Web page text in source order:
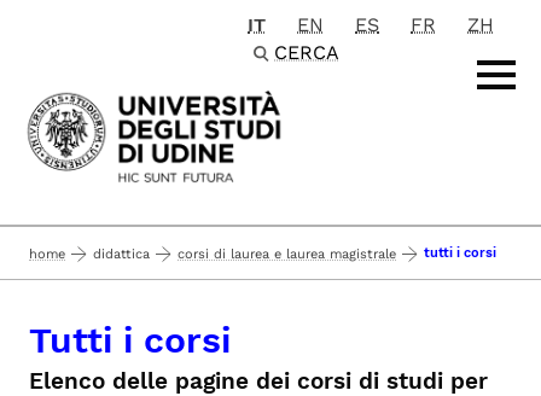
Passa al contenuto principale
IT EN ES FR
ZH
CERCA
home didattica corsi di laurea e laurea magistrale tutti i corsi
Tutti i corsi
Elenco delle pagine dei corsi di studi per